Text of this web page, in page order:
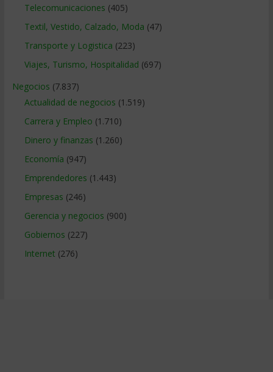
Telecomunicaciones (405)
Textil, Vestido, Calzado, Moda (47)
Transporte y Logistica (223)
Viajes, Turismo, Hospitalidad (697)
Negocios (7.837)
Actualidad de negocios (1.519)
Carrera y Empleo (1.710)
Dinero y finanzas (1.260)
Economía (947)
Emprendedores (1.443)
Empresas (246)
Gerencia y negocios (900)
Gobiernos (227)
Internet (276)